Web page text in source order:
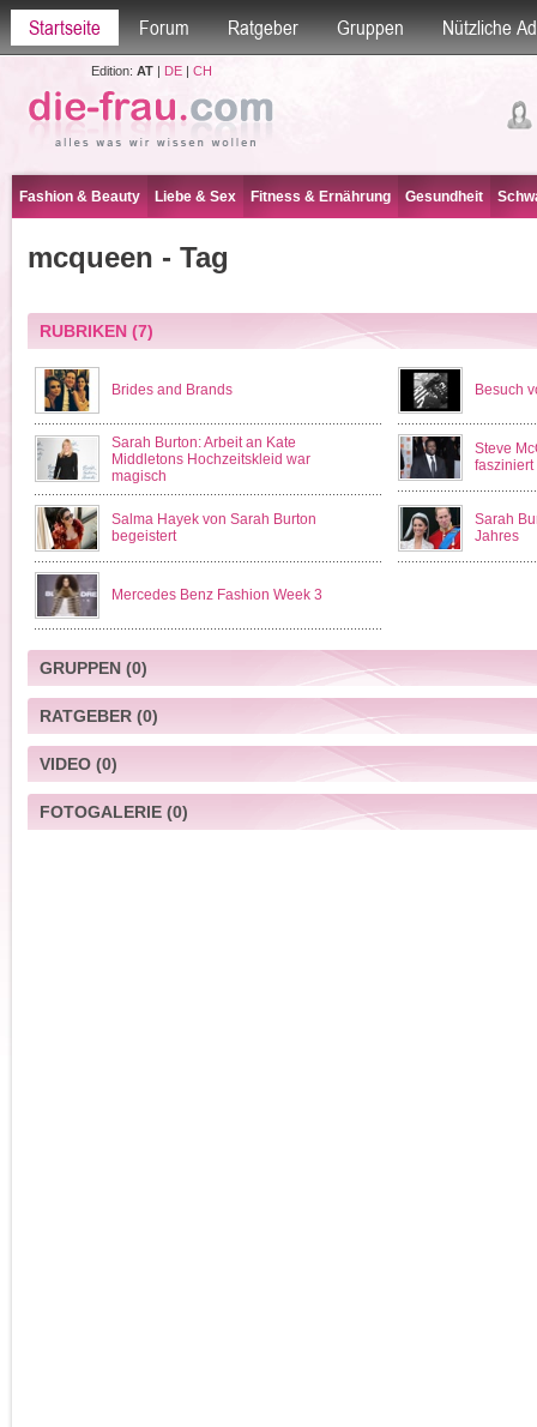
Startseite Forum Ratgeber Gruppen Nützliche
Edition: AT| DE| CH
Fashion & Beauty Liebe & Sex Fitness & Ernährung Gesundheit
mcqueen - Tag
RUBRIKEN(7)
Brides and Brands Besuch
Sarah Burton: Arbeit an Kate
Middletons Hochzeitskleid war
magisch
Steve
fasziniert
Salma Hayek von Sarah Burton
begeistert
Sarah
Jahres
Mercedes Benz Fashion Week 3
GRUPPEN(0)
RATGEBER(0)
VIDEO(0)
FOTOGALERIE(0)